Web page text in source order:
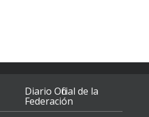
Diario Oficial de la
Federación